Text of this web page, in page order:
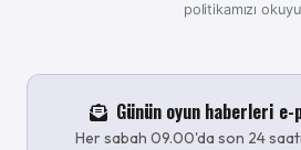
politikamızı
Günün oyun haberleri
Her sabah 09.00'da son 24